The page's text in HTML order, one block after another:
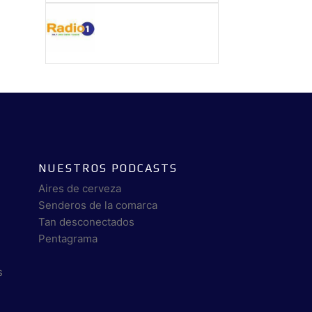
NUESTROS PODCASTS
Aires de cerveza
Senderos de la comarca
Tan desconectados
Pentagrama